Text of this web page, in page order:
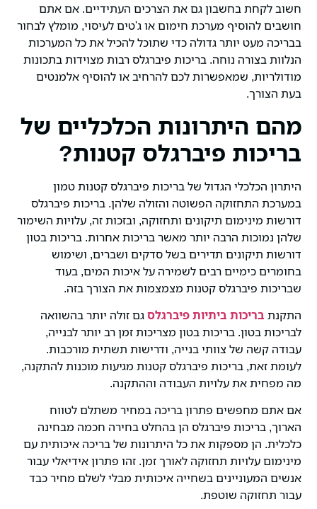
חשוב לקחת בחשבון גם את הצרכים העתידיים. אם אתם
חושבים להוסיף מערכת חימום או ג'טים לעיסוי, מומלץ לבחור
בבריכה מעט יותר גדולה כדי שתוכל להכיל את כל המערכות
הנלוות בצורה נוחה. בריכות פיברגלס רבות מצוידות בתכונות
מודולריות, שמאפשרות לכם להרחיב או להוסיף אלמנטים
בעת הצורך.
מהם היתרונות הכלכליים של
בריכות פיברגלס קטנות?
היתרון הכלכלי הגדול של בריכות פיברגלס קטנות טמון
במערכת התחזוקה הפשוטה והזולה שלהן. בריכות פיברגלס
דורשות מינימום תיקונים ותחזוקה, ובזכות זה, עלויות השימור
שלהן נמוכות הרבה יותר מאשר בריכות אחרות. בריכות בטון
דורשות תיקונים תדירים בשל סדקים ושברים, ושימוש
בחומרים כימיים רבים לשמירה על איכות המים, בעוד
שבריכות פיברגלס קטנות מצמצמות את הצורך בזה.
התקנתבריכות ביתיות פיברגלסגם זולה יותר בהשוואה
לבריכות בטון. בריכות בטון מצריכות זמן רב יותר לבנייה,
עבודה קשה של צוותי בנייה, ודרישות תשתית מורכבות.
לעומת זאת, בריכות פיברגלס קטנות מגיעות מוכנות להתקנה,
מה מפחית את עלויות העבודה וההתקנה.
אם אתם מחפשים פתרון בריכה במחיר משתלם לטווח
הארוך, בריכות פיברגלס הן בהחלט בחירה חכמה מבחינה
כלכלית. הן מספקות את כל היתרונות של בריכה איכותית עם
מינימום עלויות תחזוקה לאורך זמן. זהו פתרון אידיאלי עבור
אנשים המעוניינים בשחייה איכותית מבלי לשלם מחיר כבד
עבור תחזוקה שוטפת.